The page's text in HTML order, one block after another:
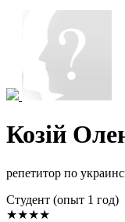
Козій
репетитор по
Cтудент (опыт 1 год)
★★★★